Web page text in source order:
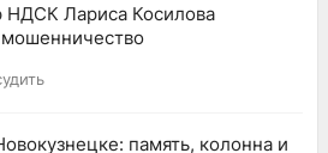
НДСК Лариса Косилова
память, колонна и